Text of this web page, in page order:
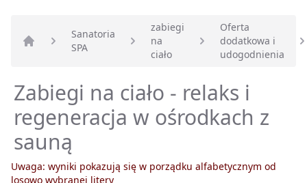
Strona główna
Sanatoria
SPA
zabiegi
na
ciało
Oferta
dodatkowa i
udogodnienia
Zabiegi na ciało - relaks i
regeneracja w ośrodkach z
sauną
Uwaga: wyniki pokazują się w porządku alfabetycznym od
losowo wybranej litery